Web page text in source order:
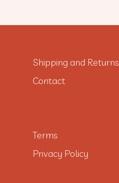
Shipping and Returns
Contact
Terms
Privacy Policy